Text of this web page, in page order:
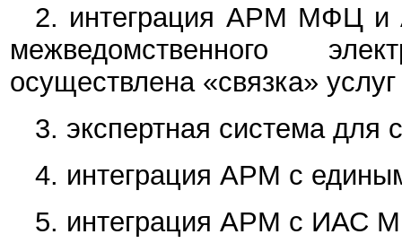
2. интеграция АРМ МФЦ
межведомственного
осуществлена «связка»
3. экспертная система для
4. интеграция АРМ с
5. интеграция АРМ с ИАС